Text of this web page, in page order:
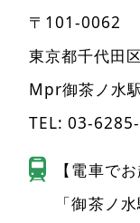
〒101-0062
東京都千代田
Mpr御茶ノ水
TEL: 03-
【電車で
「御茶ノ